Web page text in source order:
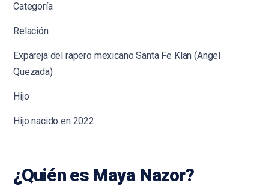
Categoría
Relación
Expareja del rapero mexicano Santa Fe Klan (Angel
Quezada)
Hijo
Hijo nacido en 2022
¿Quién es Maya Nazor?